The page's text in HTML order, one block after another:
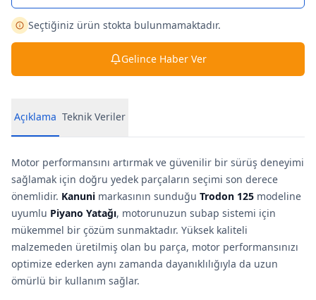
Seçtiğiniz ürün stokta bulunmamaktadır.
Gelince Haber Ver
Açıklama Teknik Veriler
Motor performansını artırmak ve güvenilir bir sürüş deneyimi
sağlamak için doğru yedek parçaların seçimi son derece
önemlidir. Kanuni markasının sunduğu Trodon 125 modeline
uyumlu Piyano Yatağı, motorunuzun subap sistemi için
mükemmel bir çözüm sunmaktadır. Yüksek kaliteli
malzemeden üretilmiş olan bu parça, motor performansınızı
optimize ederken aynı zamanda dayanıklılığıyla da uzun
ömürlü bir kullanım sağlar.